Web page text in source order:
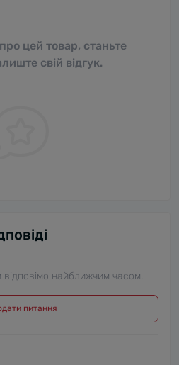
цей товар, станьте
свій відгук.
найближчим часом.
питання